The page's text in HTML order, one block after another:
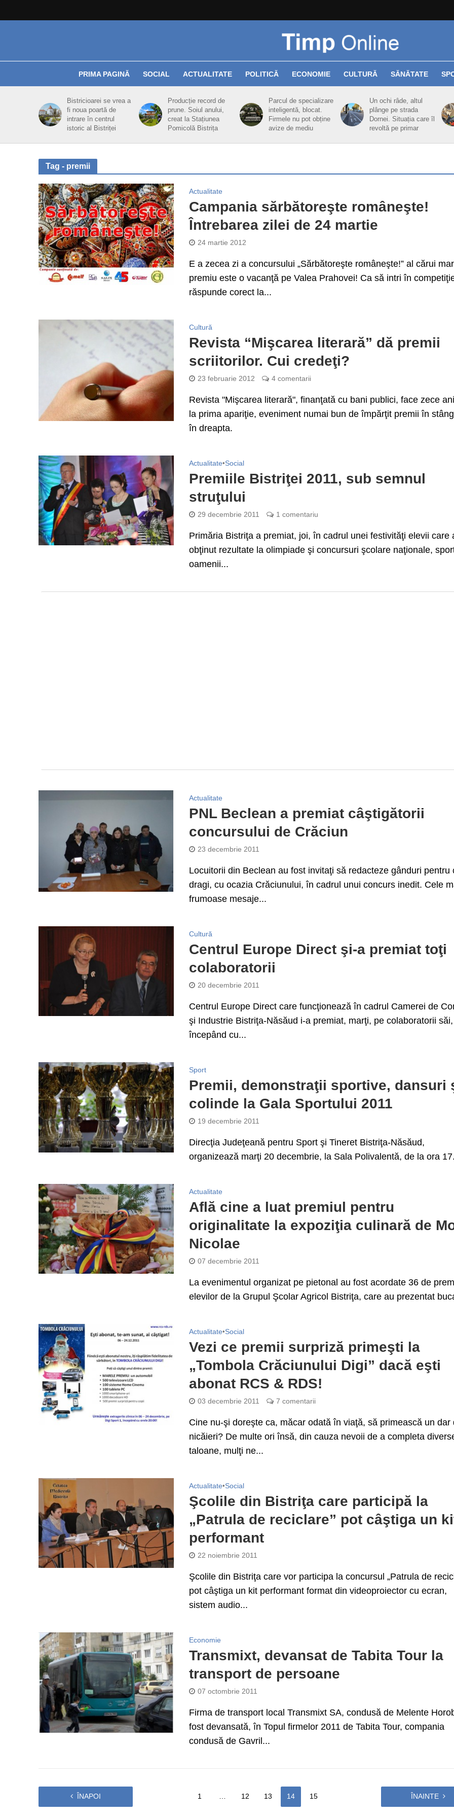
PRIMA PAGINĂ SOCIAL ACTUALITATE POLITICĂ ECONOMIE CULTURĂ SĂNĂTATE
Bistricioarei se vrea a
fi noua poartă de
intrare în centrul
istoric al Bistriței
Producție record de
prune. Soiul anului,
creat la Stațiunea
Pomicolă Bistrița
Parcul de specializare
inteligentă, blocat.
Firmele nu pot obține
avize de mediu
Un ochi râde, altul
plânge pe strada
Dornei. Situația care îl
revoltă pe primar
Tag - premii
Actualitate
Campania sărbătoreşte româneşte!
Întrebarea zilei de 24 martie
24 martie 2012
E a zecea zi a concursului „Sărbătoreşte româneşte!” al cărui
premiu este o vacanţă pe Valea Prahovei! Ca să intri în
răspunde corect la...
Cultură
Revista “Mişcarea literară” dă premii
scriitorilor. Cui credeţi?
23 februarie 2012 4 comentarii
Revista "Mişcarea literară", finanţată cu bani publici, face zece
la prima apariţie, eveniment numai bun de împărţit premii în
în dreapta.
Actualitate•Social
Premiile Bistriţei 2011, sub semnul
struţului
29 decembrie 2011 1 comentariu
Primăria Bistriţa a premiat, joi, în cadrul unei festivităţi elevii care
obţinut rezultate la olimpiade şi concursuri şcolare naţionale,
oamenii...
Actualitate
PNL Beclean a premiat câştigătorii
concursului de Crăciun
23 decembrie 2011
Locuitorii din Beclean au fost invitaţi să redacteze gânduri pentru
dragi, cu ocazia Crăciunului, în cadrul unui concurs inedit. Cele
frumoase mesaje...
Cultură
Centrul Europe Direct şi-a premiat toţi
colaboratorii
20 decembrie 2011
Centrul Europe Direct care funcţionează în cadrul Camerei de
şi Industrie Bistriţa-Năsăud i-a premiat, marţi, pe colaboratorii săi,
începând cu...
Sport
Premii, demonstraţii sportive, dansuri
colinde la Gala Sportului 2011
19 decembrie 2011
Direcţia Judeţeană pentru Sport şi Tineret Bistriţa-Năsăud,
organizează marţi 20 decembrie, la Sala Polivalentă, de la ora
Actualitate
Află cine a luat premiul pentru
originalitate la expoziţia culinară de
Nicolae
07 decembrie 2011
La evenimentul organizat pe pietonal au fost acordate 36 de
elevilor de la Grupul Şcolar Agricol Bistriţa, care au prezentat
Actualitate•Social
Vezi ce premii surpriză primeşti la
„Tombola Crăciunului Digi” dacă eşti
abonat RCS & RDS!
03 decembrie 2011 7 comentarii
Cine nu-şi doreşte ca, măcar odată în viaţă, să primească un dar
nicăieri? De multe ori însă, din cauza nevoii de a completa
taloane, mulţi ne...
Actualitate•Social
Şcolile din Bistriţa care participă la
„Patrula de reciclare” pot câştiga un
performant
22 noiembrie 2011
Şcolile din Bistriţa care vor participa la concursul „Patrula de
pot câştiga un kit performant format din videoproiector cu ecran,
sistem audio...
Economie
Transmixt, devansat de Tabita Tour la
transport de persoane
07 octombrie 2011
Firma de transport local Transmixt SA, condusă de Melente
fost devansată, în Topul firmelor 2011 de Tabita Tour, compania
condusă de Gavril...
ÎNAPOI 1 12 13 14 15 ÎNAINTE